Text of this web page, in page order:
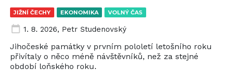
JIŽNÍ ČECHY EKONOMIKA VOLNÝ ČAS
1. 8. 2026, Petr Studenovský
Jihočeské památky v prvním pololetí letošního roku
přivítaly o něco méně návštěvníků, než za stejné
období loňského roku.